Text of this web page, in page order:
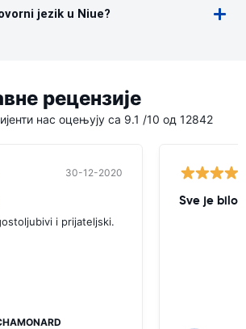
jezik u Niue?
рецензије
нас оцењују са 9.1 /10 од 12842
30-12-2020
i prijateljski.
Sve je bilo